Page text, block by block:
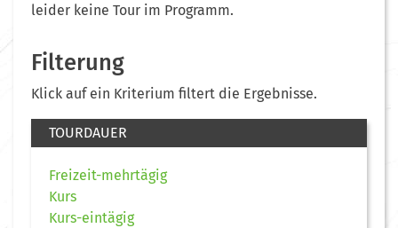
leider keine Tour im Programm.
Filterung
Klick auf ein Kriterium filtert die Ergebnisse.
TOURDAUER
Freizeit-mehrtägig
Kurs
Kurs-eintägig